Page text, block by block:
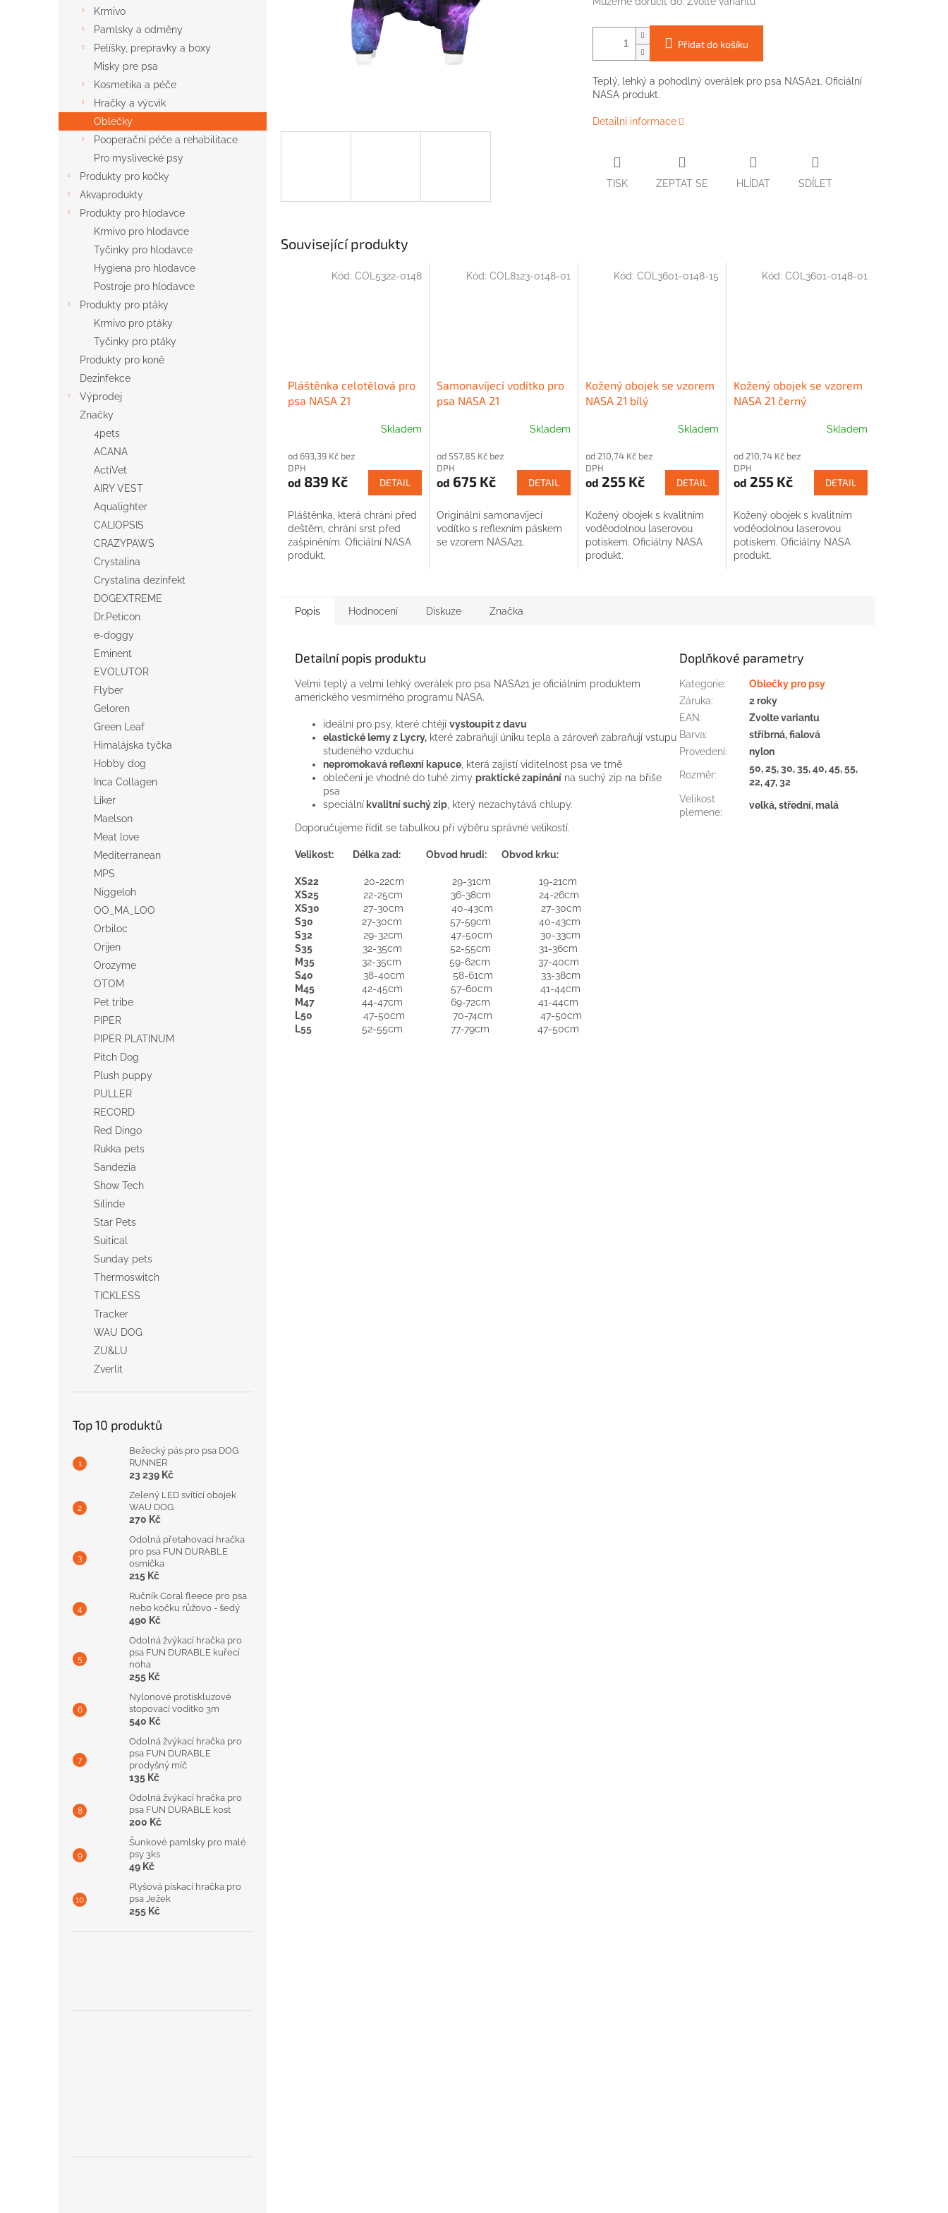
Krmivo
Pamlsky a odměny
Pelíšky, prepravky a boxy
Misky pre psa
Kosmetika a péče
Hračky a výcvik
Oblečky
Pooperační péče a rehabilitace
Pro myslivecké psy
Produkty pro kočky
Akvaprodukty
Produkty pro hlodavce
Krmivo pro hlodavce
Tyčinky pro hlodavce
Hygiena pro hlodavce
Postroje pro hlodavce
Produkty pro ptáky
Krmivo pro ptáky
Tyčinky pro ptáky
Produkty pro koně
Dezinfekce
Výprodej
Značky
4pets
ACANA
ActiVet
AIRY VEST
Aqualighter
CALIOPSIS
CRAZYPAWS
Crystalina
Crystalina dezinfekt
DOGEXTREME
Dr.Peticon
e-doggy
Eminent
EVOLUTOR
Flyber
Geloren
Green Leaf
Himalájska tyčka
Hobby dog
Inca Collagen
Liker
Maelson
Meat love
Mediterranean
MPS
Niggeloh
OO_MA_LOO
Orbiloc
Orijen
Orozyme
OTOM
Pet tribe
PIPER
PIPER PLATINUM
Pitch Dog
Plush puppy
PULLER
RECORD
Red Dingo
Rukka pets
Sandezia
Show Tech
Silinde
Star Pets
Suitical
Sunday pets
Thermoswitch
TICKLESS
Tracker
WAU DOG
ZU&LU
Zverlit
Top 10 produktů
Bežecký pás pro psa DOG
RUNNER
23 239 Kč
Zelený LED svítící obojek
WAU DOG
270 Kč
Odolná přetahovací hračka
pro psa FUN DURABLE
osmička
215 Kč
Ručník Coral fleece pro psa
nebo kočku růžovo - šedý
490 Kč
Odolná žvýkací hračka pro
psa FUN DURABLE kuřecí
noha
255 Kč
Nylonové protiskluzové
stopovací vodítko 3m
540 Kč
Odolná žvýkací hračka pro
psa FUN DURABLE
prodyšný míč
135 Kč
Odolná žvýkací hračka pro
psa FUN DURABLE kost
200 Kč
Šunkové pamlsky pro malé
psy 3ks
49 Kč
Plyšová pískací hračka pro
psa Ježek
255 Kč
Přidat do košíku
Teplý, lehký a pohodlný overálek pro psa NASA21. Oficiální
NASA produkt.
Detailní informace
TISK ZEPTAT SE HLÍDAT SDÍLET
Související produkty
Pláštěnka celotělová pro
psa NASA 21
Skladem
od 693,39 Kč bez
DPH
od 839 Kč DETAIL
Pláštěnka, která chrání před
deštěm, chrání srst před
zašpiněním. Oficiální NASA
produkt.
Kód: COL5322-0148
Samonavíjecí vodítko pro
psa NASA 21
Skladem
od 557,85 Kč bez
DPH
od 675 Kč DETAIL
Originální samonavíjecí
vodítko s reflexním páskem
se vzorem NASA21.
Kód: COL8123-0148-01
Kožený obojek se vzorem
NASA 21 bílý
Skladem
od 210,74 Kč bez
DPH
od 255 Kč DETAIL
Kožený obojek s kvalitním
voděodolnou laserovou
potiskem. Oficiálny NASA
produkt.
Kód:COL3601-0148-15
Kožený obojek se vzorem
NASA 21 černý
Skladem
od 210,74 Kč bez
DPH
od 255 Kč DETAIL
Kožený obojek s kvalitním
voděodolnou laserovou
potiskem. Oficiálny NASA
produkt.
Kód: COL3601-0148-01
Popis Hodnocení Diskuze Značka
Detailní popis produktu
Velmi teplý a velmi lehký overálek pro psa NASA21 je oficiálním produktem
amerického vesmírného programu NASA.
ideální pro psy, které chtějí vystoupit z davu
elastické lemy z Lycry, které zabraňují úniku tepla a zároveň zabraňují vstupu
studeného vzduchu
nepromokavá reflexní kapuce , která zajistí viditelnost psa ve tmě
oblečení je vhodné do tuhé zimy praktické zapínání na suchý zip na břiše
psa
speciální kvalitní suchý zip , který nezachytává chlupy.
Doporučujeme řídit se tabulkou při výběru správné velikostí.
Velikost: Délka zad: Obvod hrudi: Obvod krku:
XS22 20-22cm 29-31cm 19-21cm
XS25
22-25cm 36-38cm 24-26cm
XS30
27-30cm 40-43cm 27-30cm
S30
27-30cm 57-59cm 40-43cm
S32 29-32cm 47-50cm 30-33cm
S35
32-35cm 52-55cm 31-36cm
M35
32-35cm 59-62cm 37-40cm
S40
38-40cm 58-61cm 33-38cm
M45
42-45cm 57-60cm 41-44cm
M47
44-47cm 69-72cm 41-44cm
L50 47-50cm 70-74cm 47-50cm
L55
52-55cm 77-79cm 47-50cm
Doplňkové parametry
Kategorie:
Oblečky pro psy
Záruka:
2 roky
EAN:
Zvolte variantu
Barva:
stříbrná, fialová
Provedení: nylon
Rozměr:
50, 25, 30, 35, 40, 45, 55,
22, 47, 32
Velikost
plemene:
velká, střední, malá